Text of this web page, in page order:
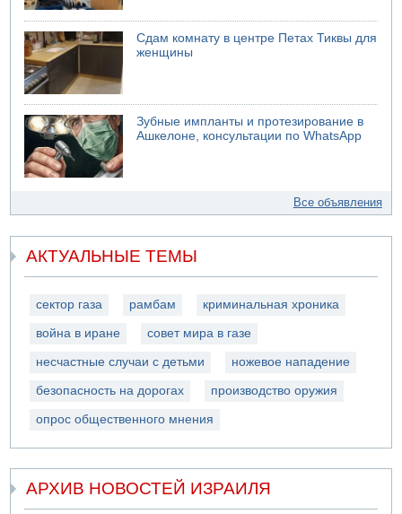
Сдам комнату в центре Петах Тиквы для
женщины
Зубные импланты и протезирование в
Ашкелоне, консультации по WhatsApp
Все объявления
АКТУАЛЬНЫЕ ТЕМЫ
сектор газа рамбам криминальная хроника
война в иране совет мира в газе
несчастные случаи с детьми ножевое нападение
безопасность на дорогах производство оружия
опрос общественного мнения
АРХИВ НОВОСТЕЙ ИЗРАИЛЯ